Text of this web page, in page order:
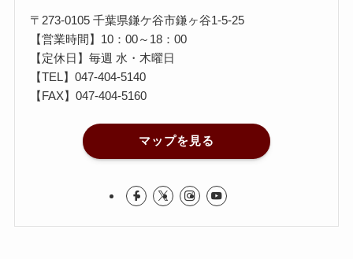
〒273-0105 千葉県鎌ケ谷市鎌ヶ谷1-5-25
【営業時間】10：00～18：00
【定休日】毎週 水・木曜日
【TEL】047-404-5140
【FAX】047-404-5160
マップを見る